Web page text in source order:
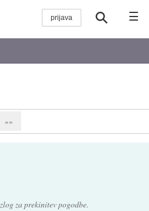
☰
»»
za prekinitev pogodbe.